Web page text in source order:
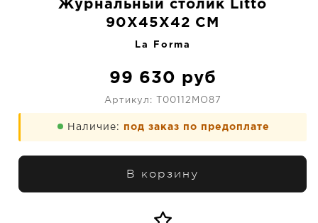
Журнальный столик Litto
90X45X42 CM
La Forma
99 630 руб
Артикул: T00112MO87
Наличие: под заказ по предоплате
В корзину